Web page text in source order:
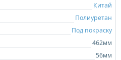
Китай
Полиуретан
Под покраску
462мм
56мм